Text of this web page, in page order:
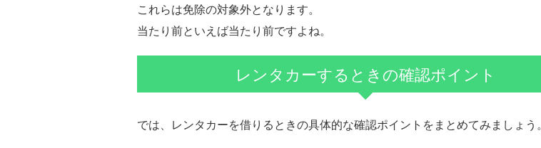
これらは免除の対象外となります。
当たり前といえば当たり前ですよね。
レンタカーするときの確認ポイント
では、レンタカーを借りるときの具体的な確認ポイントをまとめてみましょう。